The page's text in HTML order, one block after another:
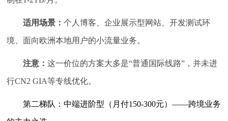
适用场景：个人博客、企业展示型网站、开发测试环
境、面向欧洲本地用户的小流量业务。
注意：这一价位的方案大多是“普通国际线路”，并未进
行CN2 GIA等专线优化。
第二梯队：中端进阶型（月付150-300元）——跨境业务